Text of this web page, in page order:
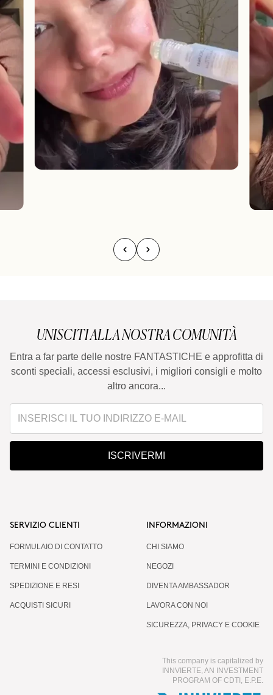
UNISCITI ALLA NOSTRA COMUNITÀ
Entra a far parte delle nostre FANTASTICHE e approfitta di
sconti speciali, accessi esclusivi, i migliori consigli e molto
altro ancora...
ISCRIVERMI
SERVIZIO CLIENTI
FORMULAIO DI CONTATTO
TERMINI E CONDIZIONI
SPEDIZIONE E RESI
ACQUISTI SICURI
INFORMAZIONI
CHI SIAMO
NEGOZI
DIVENTA AMBASSADOR
LAVORA CON NOI
SICUREZZA, PRIVACY E COOKIE
This company is capitalized by
INNVIERTE, AN INVESTMENT
PROGRAM OF CDTI, E.P.E.